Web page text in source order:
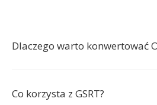
Dlaczego warto konwertować
Co korzysta z GSRT?